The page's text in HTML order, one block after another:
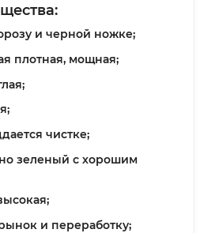
и черной ножке;
плотная, мощная;
чистке;
зеленый с хорошим
и переработку;